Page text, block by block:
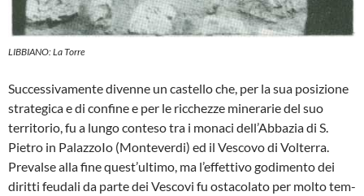
LIBBIANO: La Torre
Successivamente divenne un castello che, per la sua posizione
strategica e di confine e per le ricchezze minerarie del suo
territorio, fu a lungo conteso tra i mo­naci dell’Abbazia di S.
Pietro in PalazzoIo (Monteverdi) ed il Vescovo di Volterra.
Prevalse alla fine quest’ultimo, ma l’effet­tivo godimento dei
diritti feudali da parte dei Vescovi fu ostacolato per molto tem­